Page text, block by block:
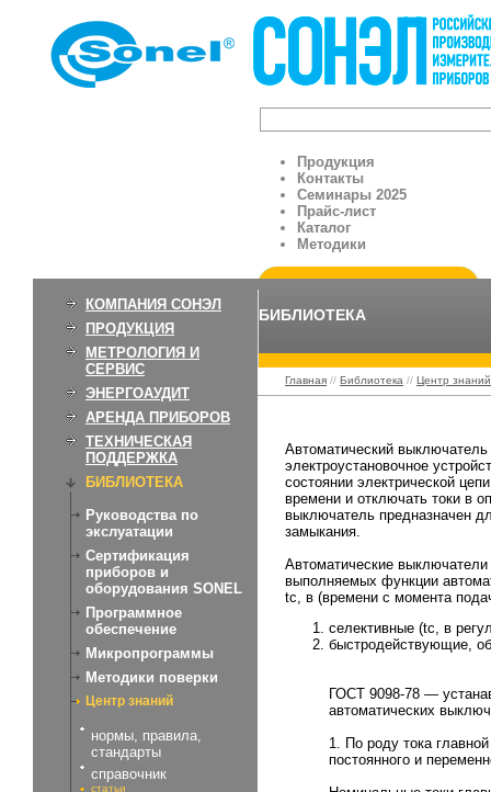
Продукция
Контакты
Семинары 2025
Прайс-лист
Каталог
Методики
КОМПАНИЯ СОНЭЛ
ПРОДУКЦИЯ
МЕТРОЛОГИЯ И
СЕРВИС
ЭНЕРГОАУДИТ
АРЕНДА ПРИБОРОВ
ТЕХНИЧЕСКАЯ
ПОДДЕРЖКА
БИБЛИОТЕКА
Руководства по
экслуатации
Сертификация
приборов и
оборудования SONEL
Программное
обеспечение
Микропрограммы
Методики поверки
Центр знаний
нормы, правила,
стандарты
справочник
статьи
БИБЛИОТЕКА
Главная // Библиотека // Центр знаний
Автоматический
электроустановочное
состоянии электрической
времени и отключать токи в
выключатель предназначен
замыкания.
Автоматические
выполняемых функции
tс, в (времени с момента
селективные (tc, в
быстродействующие,
ГОСТ 9098-78 —
автоматических
1. По роду тока
постоянного и